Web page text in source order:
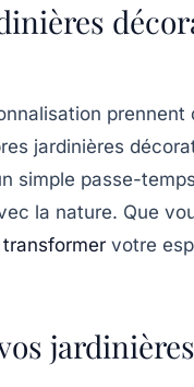
prennent
jardinières
simple passe-
la nature. Que
transformer votre